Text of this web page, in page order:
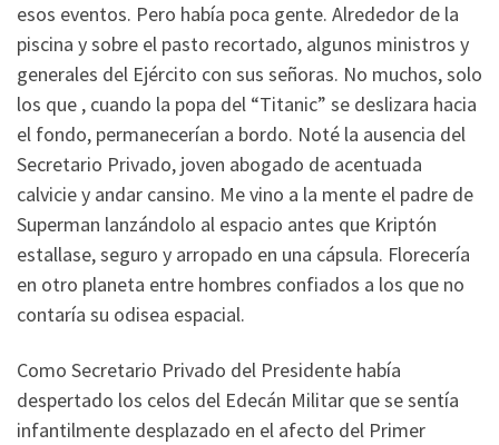
esos eventos. Pero había poca gente. Alrededor de la
piscina y sobre el pasto recortado, algunos ministros y
generales del Ejército con sus señoras. No muchos, solo
los que , cuando la popa del “Titanic” se deslizara hacia
el fondo, permanecerían a bordo. Noté la ausencia del
Secretario Privado, joven abogado de acentuada
calvicie y andar cansino. Me vino a la mente el padre de
Superman lanzándolo al espacio antes que Kriptón
estallase, seguro y arropado en una cápsula. Florecería
en otro planeta entre hombres confiados a los que no
contaría su odisea espacial.
Como Secretario Privado del Presidente había
despertado los celos del Edecán Militar que se sentía
infantilmente desplazado en el afecto del Primer